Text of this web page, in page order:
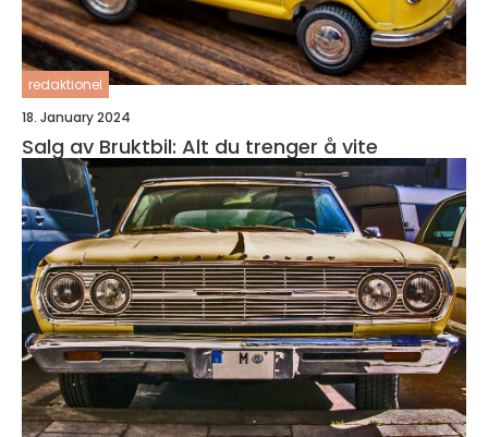
redaktionel
18. January 2024
Salg av Bruktbil: Alt du trenger å vite